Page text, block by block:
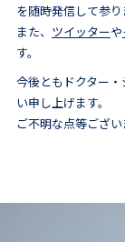
を随時発信して参り
また、 ツイッターや
す。
今後ともドクター
い申し上げます。
ご不明な点等ござい